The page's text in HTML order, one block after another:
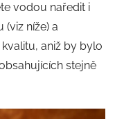
vodou naředit i
níže) a
aniž by bylo
stejně